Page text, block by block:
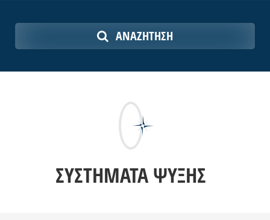
ΑΝΑΖΉΤΗΣΗ
ΣΥΣΤΉΜΑΤΑ ΨΎΞΗΣ